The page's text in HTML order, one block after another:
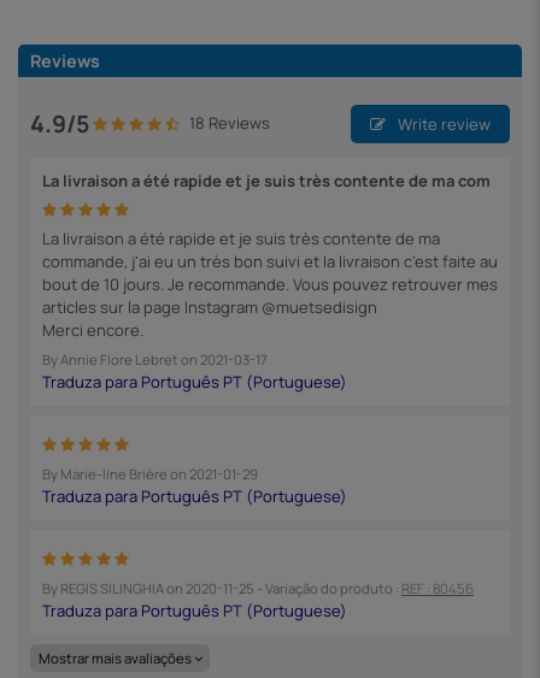
Reviews
4.9/5 18 Reviews Write review
La livraison a été rapide et je suis très contente de ma com
La livraison a été rapide et je suis très contente de ma
commande, j'ai eu un très bon suivi et la livraison c'est faite au
bout de 10 jours. Je recommande. Vous pouvez retrouver mes
articles sur la page Instagram @muetsedisign
Merci encore.
By Annie Flore Lebret on 2021-03-17
By Marie-line Brière on 2021-01-29
By REGIS SILINGHIAon 2020-11-25 - Variação do produto : REF : 80456
Mostrar mais avaliações